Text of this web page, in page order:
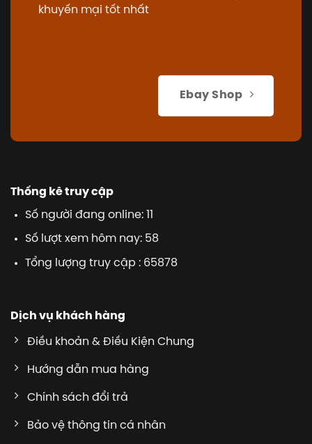
khuyến mại tốt nhất
Ebay Shop
Thống kê truy cập
Số người đang online: 11
Số lượt xem hôm nay: 58
Tổng lượng truy cập : 65878
Dịch vụ khách hàng
Điều khoản & Điều Kiện Chung
Hướng dẫn mua hàng
Chính sách đổi trả
Bảo vệ thông tin cá nhân